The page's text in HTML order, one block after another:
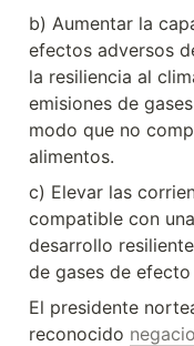
b) Aumentar la
efectos adversos
la resiliencia al
emisiones de
modo que no
alimentos.
c) Elevar las
compatible con
desarrollo
de gases de
El presidente
reconocido